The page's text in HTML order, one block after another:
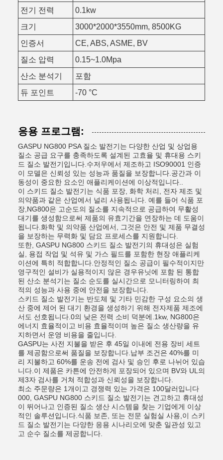
전기 전력
0.1kw
크기
3000*2000*3550mm, 8500KG
인증서
CE, ABS, ASME, BV
질소 압력
0.15~1.0Mpa
산소 분석기
포함
듀 포인트
-70 °C
응용 프로그램:
GASPU NG800 PSA 질소 발전기는 다양한 산업 및 상업용
질소 공급 요구를 충족하도록 설계된 고효율 및 휴대용 스키
드 질소 발전기입니다.수저우에서 제조하고 ISO90001 인증
이 모델은 신뢰성 있는 성능과 품질을 보장합니다.공간과 이
동성이 중요한 요소인 애플리케이션에 이상적입니다..
이 스키드 질소 발전기는 식품 포장, 화학 처리, 전자 제조 및
의약품과 같은 산업에서 널리 사용됩니다. 예를 들어 식품 포
장,NG800은 고순도의 질소를 지속적으로 공급하여 무활성
대기를 생성함으로써 제품의 유효기간을 연장하는 데 도움이
됩니다.화학 및 의약품 산업에서, 그것은 안전 및 제품 무결성
을 보장하는 무력화 및 담요 프로세스를 지원합니다.
또한, GASPU NG800 스키드 질소 발전기의 휴대성은 실험
실, 용접 작업 및 석유 및 가스 필드를 포함한 현장 애플리케
이션에 특히 적합합니다.안정적인 질소 공급이 필수적이지만
영구적인 설비가 실용적이지 않은 경우유닛에 포함 된 통합
된 산소 분석기는 질소 순도를 실시간으로 모니터링하여 최
적의 성능과 사용 중에 안전을 보장합니다.
스키드 질소 발전기는 반도체 및 기타 민감한 구성 요소의 생
산 중에 제어 된 대기 환경을 생성하기 위해 전자제품 제조에
서도 선호됩니다.0의 낮은 전력 소비 덕분에.1kw, NG800은
에너지 효율적이고 비용 효율적이며 높은 질소 생산량을 유
지하면서 운영 비용을 줄입니다.
GASPU는 사전 지불을 받은 후 45일 이내에 전용 장비 세트
를 제공함으로써 품질을 보장합니다.납부 조건은 40%를 미
리 지불하고 60%를 운송 전에 검사 및 승인 후로 나뉘어 있습
니다.이 제품은 카튼에 안전하게 포장되어 있으며 BV와 UL의
제3자 검사를 거쳐 적합성과 신뢰성을 보장합니다.
최소 주문량은 1개이고 경쟁력 있는 가격은 100달러입니다
000, GASPU NG800 스키드 질소 발전기는 견고하고 휴대성
이 뛰어나고 인증된 질소 생산 시스템을 찾는 기업에게 이상
적인 솔루션입니다.식품 보존, 또는 전문 실험실 사용,이 스키
드 질소 발전기는 다양한 응용 시나리오에 맞춘 일관성 있고
고 순수 질소를 제공합니다.